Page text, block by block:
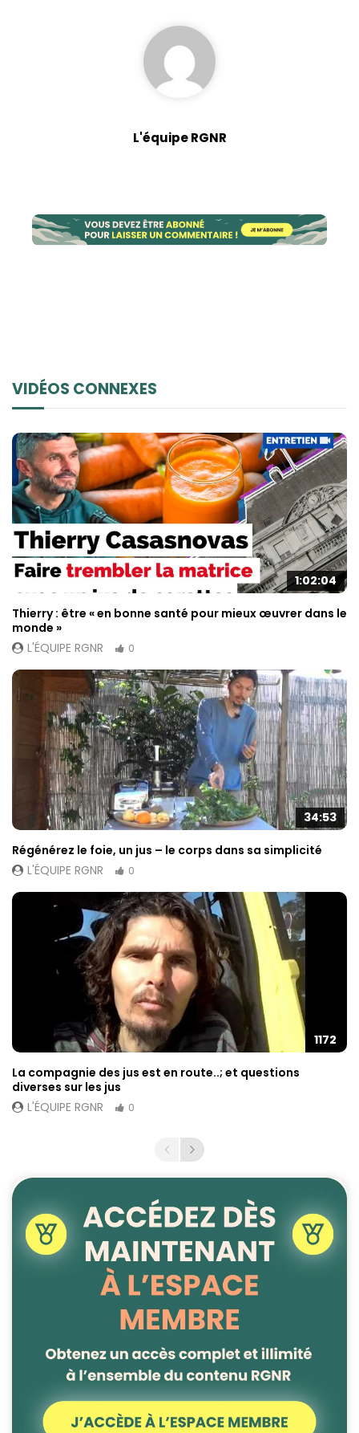
L'équipe RGNR
VIDÉOS CONNEXES
1:02:04
Thierry : être « en bonne santé pour mieux œuvrer dans le
monde »
L'ÉQUIPE RGNR
0
34:53
Régénérez le foie, un jus – le corps dans sa simplicité
L'ÉQUIPE RGNR
0
1172
La compagnie des jus est en route..; et questions
diverses sur les jus
L'ÉQUIPE RGNR
0